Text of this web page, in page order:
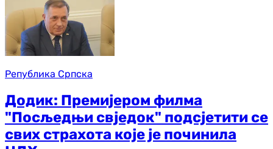
Република Српска
Додик: Премијером филма
"Посљедњи свједок" подсјетити се
свих страхота које је починила